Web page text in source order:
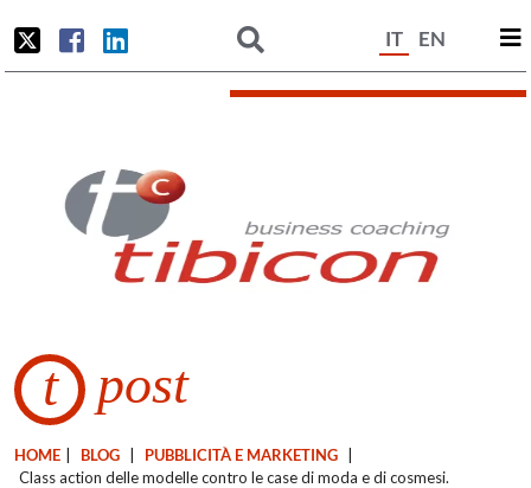
IT EN
t post
HOME BLOG PUBBLICITÀ E MARKETING
Class action delle modelle contro le case di moda e di cosmesi.